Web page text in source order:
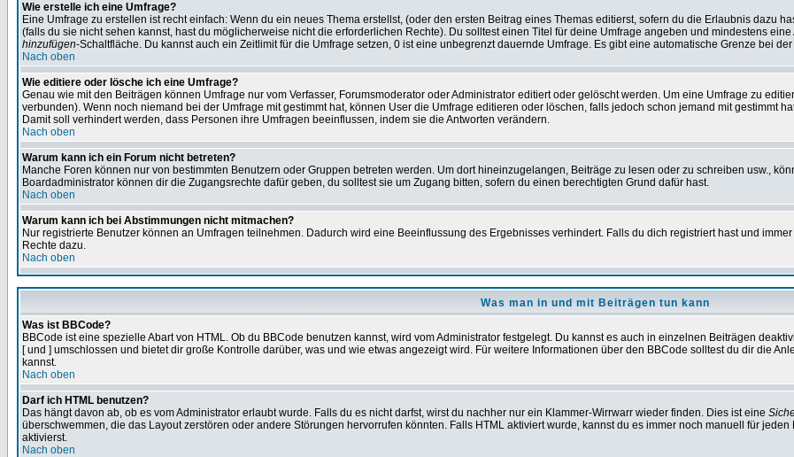
Wie erstelle ich eine Umfrage?
Eine Umfrage zu erstellen ist recht einfach: Wenn du ein neues Thema erstellst, (oder den ersten Beitrag eines Themas editierst, sofern du die Erlaubnis dazu
(falls du sie nicht sehen kannst, hast du möglicherweise nicht die erforderlichen Rechte). Du solltest einen Titel für deine Umfrage angeben und mindestens
hinzufügen-Schaltfläche. Du kannst auch ein Zeitlimit für die Umfrage setzen, 0 ist eine unbegrenzt dauernde Umfrage. Es gibt eine automatische Grenze bei
Nach oben
Wie editiere oder lösche ich eine Umfrage?
Genau wie mit den Beiträgen können Umfrage nur vom Verfasser, Forumsmoderator oder Administrator editiert oder gelöscht werden. Um eine Umfrage zu
verbunden). Wenn noch niemand bei der Umfrage mit gestimmt hat, können User die Umfrage editieren oder löschen, falls jedoch schon jemand mit gestimmt
Damit soll verhindert werden, dass Personen ihre Umfragen beeinflussen, indem sie die Antworten verändern.
Nach oben
Warum kann ich ein Forum nicht betreten?
Manche Foren können nur von bestimmten Benutzern oder Gruppen betreten werden. Um dort hineinzugelangen, Beiträge zu lesen oder zu schreiben usw.,
Boardadministrator können dir die Zugangsrechte dafür geben, du solltest sie um Zugang bitten, sofern du einen berechtigten Grund dafür hast.
Nach oben
Warum kann ich bei Abstimmungen nicht mitmachen?
Nur registrierte Benutzer können an Umfragen teilnehmen. Dadurch wird eine Beeinflussung des Ergebnisses verhindert. Falls du dich registriert hast und
Rechte dazu.
Nach oben
Was man in und mit Beiträgen tun kann
Was ist BBCode?
BBCode ist eine spezielle Abart von HTML. Ob du BBCode benutzen kannst, wird vom Administrator festgelegt. Du kannst es auch in einzelnen Beiträgen
[ und ] umschlossen und bietet dir große Kontrolle darüber, was und wie etwas angezeigt wird. Für weitere Informationen über den BBCode solltest du dir die
kannst.
Nach oben
Darf ich HTML benutzen?
Das hängt davon ab, ob es vom Administrator erlaubt wurde. Falls du es nicht darfst, wirst du nachher nur ein Klammer-Wirrwarr wieder finden. Dies ist eine
überschwemmen, die das Layout zerstören oder andere Störungen hervorrufen könnten. Falls HTML aktiviert wurde, kannst du es immer noch manuell für
aktivierst.
Nach oben